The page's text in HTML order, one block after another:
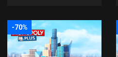
-70%